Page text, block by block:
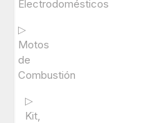
Electrodomésticos
▷
Motos
de
Combustión
▷
Kit,